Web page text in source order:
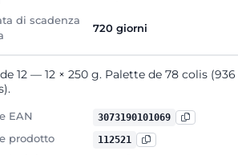
di scadenza
720 giorni
12 — 12 × 250 g. Palette de 78 colis (936
EAN 3073190101069
prodotto 112521